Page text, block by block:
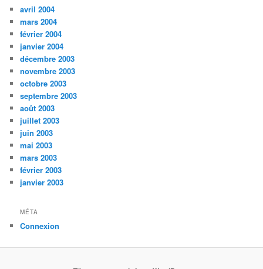
avril 2004
mars 2004
février 2004
janvier 2004
décembre 2003
novembre 2003
octobre 2003
septembre 2003
août 2003
juillet 2003
juin 2003
mai 2003
mars 2003
février 2003
janvier 2003
MÉTA
Connexion